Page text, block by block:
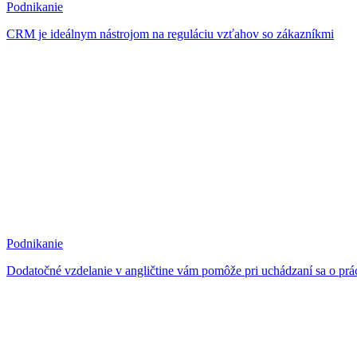
Podnikanie
CRM je ideálnym nástrojom na reguláciu vzťahov so zákazníkmi
Podnikanie
Dodatočné vzdelanie v angličtine vám pomôže pri uchádzaní sa o